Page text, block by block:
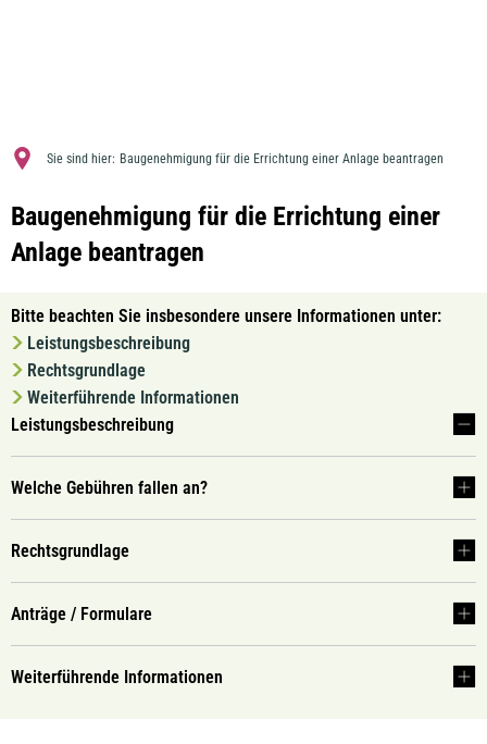
Sie sind hier: Baugenehmigung für die Errichtung einer Anlage beantragen
Baugenehmigung für die Errichtung einer
Anlage beantragen
Bitte beachten Sie insbesondere unsere Informationen unter:
Leistungsbeschreibung
Rechtsgrundlage
Weiterführende Informationen
Leistungsbeschreibung
Welche Gebühren fallen an?
Rechtsgrundlage
Anträge / Formulare
Weiterführende Informationen